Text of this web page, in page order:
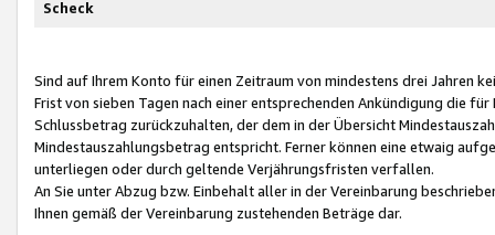
Scheck
Sind auf Ihrem Konto für einen Zeitraum von mindestens drei Jahren
Frist von sieben Tagen nach einer entsprechenden Ankündigung die
Schlussbetrag zurückzuhalten, der dem in der Übersicht
Mindestauszahlungsbetrag entspricht. Ferner können eine etwaig
unterliegen oder durch geltende Verjährungsfristen verfallen.
An Sie unter Abzug bzw. Einbehalt aller in der Vereinbarung
Ihnen gemäß der Vereinbarung zustehenden Beträge dar.